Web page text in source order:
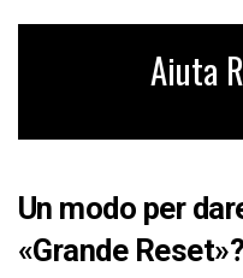
Aiuta
Un modo per
«Grande Reset»?